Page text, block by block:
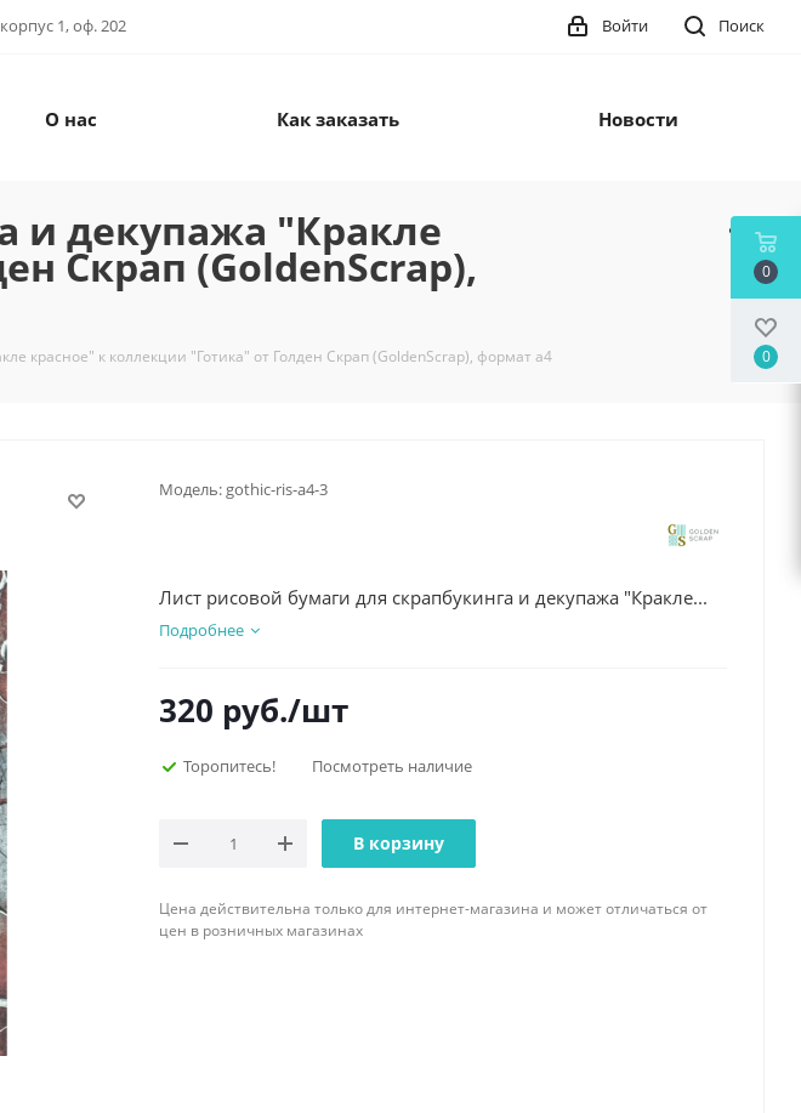
1, оф. 202 Поиск
Войти
О нас Как заказать Новости
и декупажа "Кракле
Скрап (GoldenScrap),
красное" к коллекции "Готика" от Голден Скрап (GoldenScrap), формат а4
Модель: gothic-ris-a4-3
Лист рисовой бумаги для скрапбукинга и декупажа "Кракле...
Подробнее
320 руб./шт
Торопитесь! Посмотреть наличие
В корзину
Цена действительна только для интернет-магазина и может отличаться от
цен в розничных магазинах
0
0